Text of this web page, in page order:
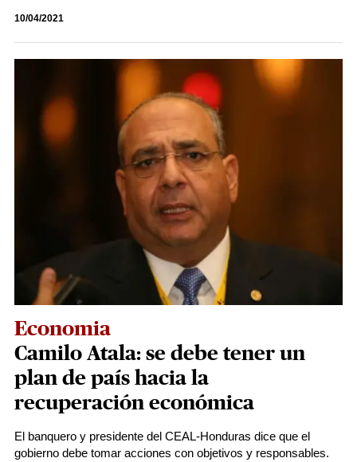
10/04/2021
Economia
Camilo Atala: se debe tener un
plan de país hacia la
recuperación económica
El banquero y presidente del CEAL-Honduras dice que el
gobierno debe tomar acciones con objetivos y responsables.